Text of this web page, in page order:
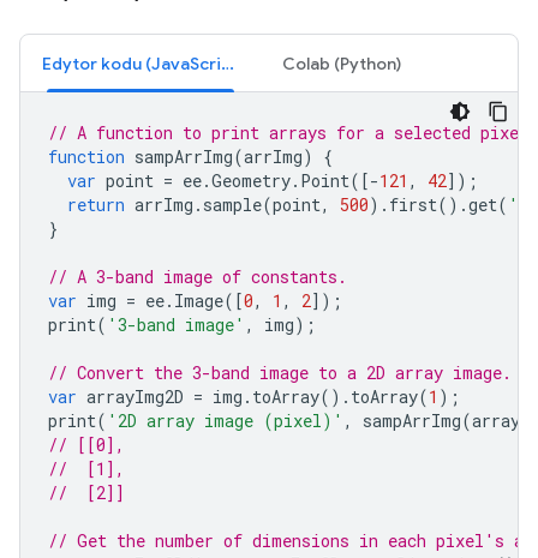
Edytor kodu (JavaScript) Colab (Python)
// A function to print arrays for a selected pixel
function sampArrImg(arrImg)
{
var point = ee.Geometry. Point([-121 , 42]);
return arrImg . sample(point, 500). first().get(
}
// A 3-band image of constants.
var img = ee. Image([0, 1 , 2]);
print( '3-band image' , img);
// Convert the 3-band image to a 2D array image.
var arrayImg2D = img . toArray(). toArray(1 );
print( '2D array image (pixel)' , sampArrImg(
// [[0],
//  [1],
//  [2]]
// Get the number of dimensions in each pixel's